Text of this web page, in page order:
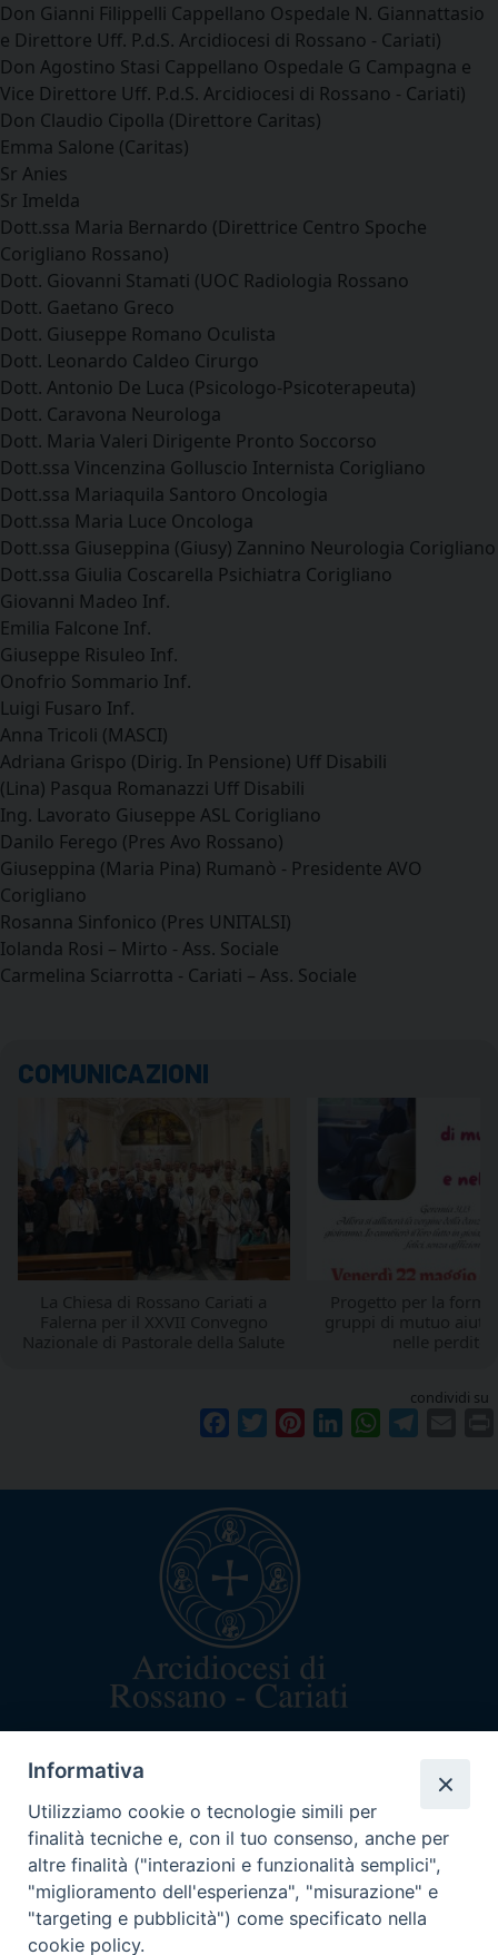
Don Gianni Filippelli Cappellano Ospedale N. Giannattasio
e Direttore Uff. P.d.S. Arcidiocesi di Rossano - Cariati)
Don Agostino Stasi Cappellano Ospedale G Campagna e
Vice Direttore Uff. P.d.S. Arcidiocesi di Rossano - Cariati)
Don Claudio Cipolla (Direttore Caritas)
Emma Salone (Caritas)
Sr Anies
Sr Imelda
Dott.ssa Maria Bernardo (Direttrice Centro Spoche
Corigliano Rossano)
Dott. Giovanni Stamati (UOC Radiologia Rossano
Dott. Gaetano Greco
Dott. Giuseppe Romano Oculista
Dott. Leonardo Caldeo Cirurgo
Dott. Antonio De Luca (Psicologo-Psicoterapeuta)
Dott. Caravona Neurologa
Dott. Maria Valeri Dirigente Pronto Soccorso
Dott.ssa Vincenzina Golluscio Internista Corigliano
Dott.ssa Mariaquila Santoro Oncologia
Dott.ssa Maria Luce Oncologa
Dott.ssa Giuseppina (Giusy) Zannino Neurologia Corigliano
Dott.ssa Giulia Coscarella Psichiatra Corigliano
Giovanni Madeo Inf.
Emilia Falcone Inf.
Giuseppe Risuleo Inf.
Onofrio Sommario Inf.
Luigi Fusaro Inf.
Anna Tricoli (MASCI)
Adriana Grispo (Dirig. In Pensione) Uff Disabili
(Lina) Pasqua Romanazzi Uff Disabili
Ing. Lavorato Giuseppe ASL Corigliano
Danilo Ferego (Pres Avo Rossano)
Giuseppina (Maria Pina) Rumanò - Presidente AVO
Corigliano
Rosanna Sinfonico (Pres UNITALSI)
Iolanda Rosi – Mirto - Ass. Sociale
Carmelina Sciarrotta - Cariati – Ass. Sociale
COMUNICAZIONI
La Chiesa di Rossano Cariati a
Falerna per il XXVII Convegno
Nazionale di Pastorale della Salute
Progetto per la
gruppi di mutuo
nelle perdite.
condividi su
FacebookTwitterPinterestLinkedInWhatsApp
Via Arcivescovado 5
87067 Rossano (CS)
C.F. 87003160782
Informativa
Utilizziamo cookie o tecnologie simili per
finalità tecniche e, con il tuo consenso, anche per
altre finalità ("interazioni e funzionalità semplici",
"miglioramento dell'esperienza", "misurazione" e
"targeting e pubblicità") come specificato nella
cookie policy.